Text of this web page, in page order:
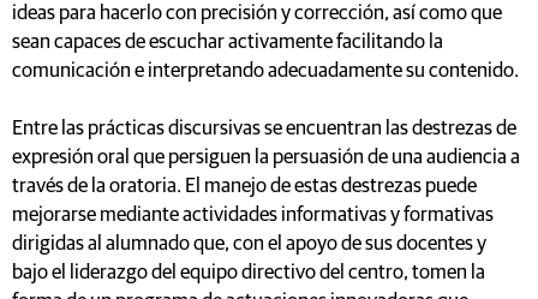
ideas para hacerlo con precisión y corrección, así como que
sean capaces de escuchar activamente facilitando la
comunicación e interpretando adecuadamente su contenido.
Entre las prácticas discursivas se encuentran las destrezas de
expresión oral que persiguen la persuasión de una audiencia a
través de la oratoria. El manejo de estas destrezas puede
mejorarse mediante actividades informativas y formativas
dirigidas al alumnado que, con el apoyo de sus docentes y
bajo el liderazgo del equipo directivo del centro, tomen la